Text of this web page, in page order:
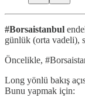
#Borsaistanbul
günlük (orta vadeli),
Öncelikle,
Long yönlü bakış
Bunu yapmak için: